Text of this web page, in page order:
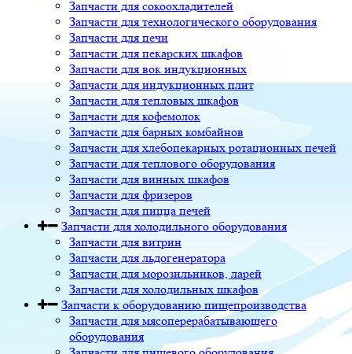
Запчасти для сокоохладителей
Запчасти для технологического оборудования
Запчасти для печи
Запчасти для пекарских шкафов
Запчасти для вок индукционных
Запчасти для индукционных плит
Запчасти для тепловых шкафов
Запчасти для кофемолок
Запчасти для барных комбайнов
Запчасти для хлебопекарных ротационных печей
Запчасти для теплового оборудования
Запчасти для винных шкафов
Запчасти для фризеров
Запчасти для пицца печей
Запчасти для холодильного оборудования
Запчасти для витрин
Запчасти для льдогенератора
Запчасти для морозильников, ларей
Запчасти для холодильных шкафов
Запчасти к оборудованию пищепроизводства
Запчасти для мясоперерабатывающего
оборудования